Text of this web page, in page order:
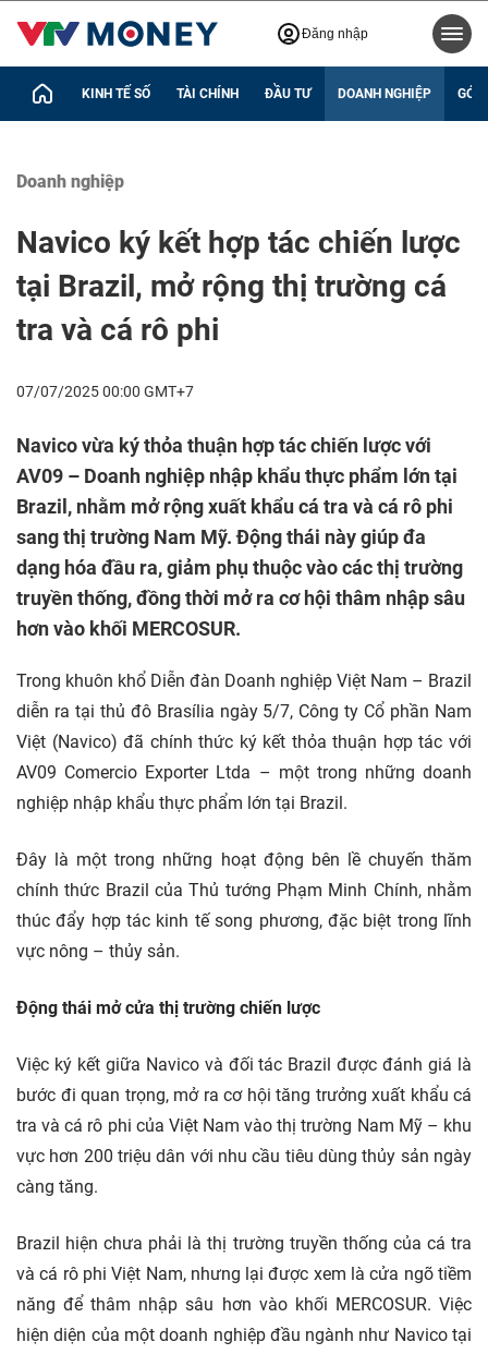
Đăng nhập
KINH TẾ SỐ TÀI CHÍNH ĐẦU TƯ DOANH NGHIỆP GÓC
Doanh nghiệp
Navico ký kết hợp tác chiến lược
tại Brazil, mở rộng thị trường cá
tra và cá rô phi
07/07/2025 00:00 GMT+7
Navico vừa ký thỏa thuận hợp tác chiến lược với
AV09 – Doanh nghiệp nhập khẩu thực phẩm lớn tại
Brazil, nhằm mở rộng xuất khẩu cá tra và cá rô phi
sang thị trường Nam Mỹ. Động thái này giúp đa
dạng hóa đầu ra, giảm phụ thuộc vào các thị trường
truyền thống, đồng thời mở ra cơ hội thâm nhập sâu
hơn vào khối MERCOSUR.
Trong khuôn khổ Diễn đàn Doanh nghiệp Việt Nam – Brazil
diễn ra tại thủ đô Brasília ngày 5/7, Công ty Cổ phần Nam
Việt (Navico) đã chính thức ký kết thỏa thuận hợp tác với
AV09 Comercio Exporter Ltda – một trong những doanh
nghiệp nhập khẩu thực phẩm lớn tại Brazil.
Đây là một trong những hoạt động bên lề chuyến thăm
chính thức Brazil của Thủ tướng Phạm Minh Chính, nhằm
thúc đẩy hợp tác kinh tế song phương, đặc biệt trong lĩnh
vực nông – thủy sản.
Động thái mở cửa thị trường chiến lược
Việc ký kết giữa Navico và đối tác Brazil được đánh giá là
bước đi quan trọng, mở ra cơ hội tăng trưởng xuất khẩu cá
tra và cá rô phi của Việt Nam vào thị trường Nam Mỹ – khu
vực hơn 200 triệu dân với nhu cầu tiêu dùng thủy sản ngày
càng tăng.
Brazil hiện chưa phải là thị trường truyền thống của cá tra
và cá rô phi Việt Nam, nhưng lại được xem là cửa ngõ tiềm
năng để thâm nhập sâu hơn vào khối MERCOSUR. Việc
hiện diện của một doanh nghiệp đầu ngành như Navico tại